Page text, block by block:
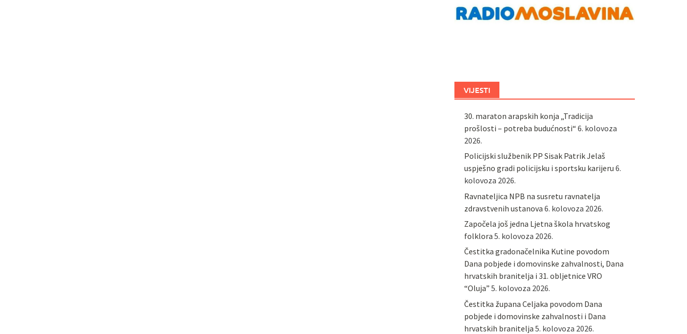
VIJESTI
30. maraton arapskih konja „Tradicija
prošlosti – potreba budućnosti“ 6. kolovoza
2026.
Policijski službenik PP Sisak Patrik Jelaš
uspješno gradi policijsku i sportsku karijeru 6.
kolovoza 2026.
Ravnateljica NPB na susretu ravnatelja
zdravstvenih ustanova 6. kolovoza 2026.
Započela još jedna Ljetna škola hrvatskog
folklora 5. kolovoza 2026.
Čestitka gradonačelnika Kutine povodom
Dana pobjede i domovinske zahvalnosti, Dana
hrvatskih branitelja i 31. obljetnice VRO
“Oluja” 5. kolovoza 2026.
Čestitka župana Celjaka povodom Dana
pobjede i domovinske zahvalnosti i Dana
hrvatskih branitelja 5. kolovoza 2026.